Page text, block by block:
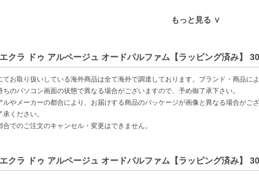
溶け合って、柔らかで透明感のある香りへと広がります。
イトシダー、スイートムスクなどがセンシュアルに、やさしく包み込
シュ モダン フローラル
商品はアルコールを含むため配送業者の規定により空輸での沖縄輸送
もっと見る ∨
クラ ドゥ アルページュ オードパルファム【ラッピング済み】
お取り扱いしている海外商品は全て海外で調達しております。ブランド・商品に
ちのパソコン画面の状態で異なる場合がございますので、予め御了承下さい。
やメーカーの都合により、お届けする商品のパッケージが画像と異なる場合がご
ください。
でのご注文のキャンセル・変更はできません。
クラ ドゥ アルページュ オードパルファム【ラッピング済み】